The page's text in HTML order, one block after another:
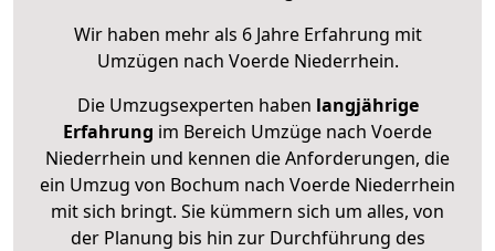
Wir haben mehr als 6 Jahre Erfahrung mit
Umzügen nach Voerde Niederrhein.
Die Umzugsexperten haben langjährige
Erfahrung im Bereich Umzüge nach Voerde
Niederrhein und kennen die Anforderungen, die
ein Umzug von Bochum nach Voerde Niederrhein
mit sich bringt. Sie kümmern sich um alles, von
der Planung bis hin zur Durchführung des